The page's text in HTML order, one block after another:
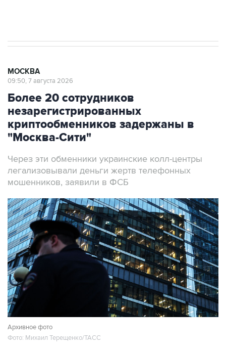
Более 20 сотрудников
незарегистрированных
криптообменников задержаны в
"Москва-Сити"
Через эти обменники украинские колл-центры
мошенников, заявили в ФСБ
Архивное фото
Фото: Михаил Терещенко/ТАСС
Москва. 7 августа. INTERFAX.RU - ФСБ